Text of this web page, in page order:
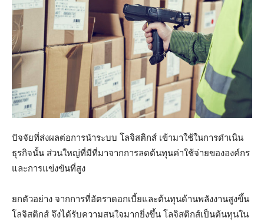
ปัจจัยที่ส่งผลต่อการนำระบบ โลจิสติกส์ เข้ามาใช้ในการดำเนิน
ธุรกิจนั้น ส่วนใหญ่ที่มีที่มาจากการลดต้นทุนค่าใช้จ่ายขององค์กร
และการแข่งขันที่สูง
ยกตัวอย่าง จากการที่อัตราดอกเบี้ยและต้นทุนด้านพลังงานสูงขึ้น
โลจิสติกส์ จึงได้รับความสนใจมากยิ่งขึ้น โลจิสติกส์เป็นต้นทุนใน